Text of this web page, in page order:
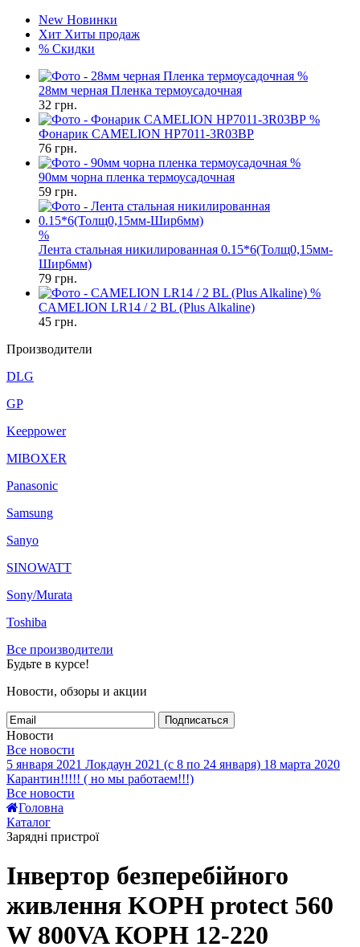
New Новинки
Хит Хиты продаж
% Скидки
%
28мм черная Пленка термоусадочная
32 грн.
%
Фонарик CAMELION HP7011-3R03BP
76 грн.
%
90мм чорна пленка термоусадочная
59 грн.
%
Лента стальная никилированная 0.15*6(Толщ0,15мм-
Шир6мм)
79 грн.
%
CAMELION LR14 / 2 BL (Plus Alkaline)
45 грн.
Производители
DLG
GP
Keeppower
MIBOXER
Panasonic
Samsung
Sanyo
SINOWATT
Sony/Murata
Toshiba
Все производители
Будьте в курсе!
Новости, обзоры и акции
Подписаться
Новости
Все новости
5 января 2021 Локдаун 2021 (с 8 по 24 января) 18 марта 2020
Карантин!!!!! ( но мы работаем!!!)
Все новости
Головна
Каталог
Зарядні пристрої
Інвертор безперебійного
живлення KOPH protect 560
W 800VA КОРН 12-220